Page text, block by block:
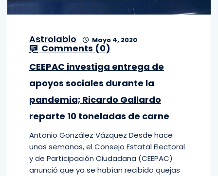
Astrolabio Mayo 4, 2020
Comments (0)
CEEPAC investiga entrega de
apoyos sociales durante la
pandemia; Ricardo Gallardo
reparte 10 toneladas de carne
Antonio González Vázquez Desde hace
unas semanas, el Consejo Estatal Electoral
y de Participación Ciudadana (CEEPAC)
anunció que ya se habían recibido quejas